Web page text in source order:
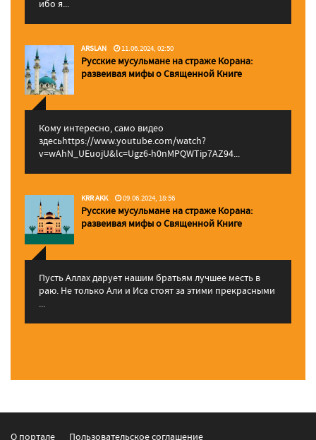
ибо я...
ARSLAN 11.06.2024, 02:50
Русские мусульмане на страже Корана:
pазвеивая мифы о Священной Книге
Кому интересно, само видео
здесьhttps://www.youtube.com/watch?
v=wAhN_UEuojU&lc=Ugz6-h0nMPQWTip7AZ94...
KRR AKK 09.06.2024, 18:56
Русские мусульмане на страже Корана:
pазвеивая мифы о Священной Книге
Пусть Аллах дарует нашим братьям лучшее месть в
раю. Не только Али и Иса стоят за этими прекрасными
...
О портале Пользовательское соглашение